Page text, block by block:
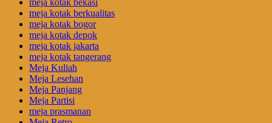
meja kotak bekasi
meja kotak berkualitas
meja kotak bogor
meja kotak depok
meja kotak jakarta
meja kotak tangerang
Meja Kuliah
Meja Lesehan
Meja Panjang
Meja Partisi
meja prasmanan